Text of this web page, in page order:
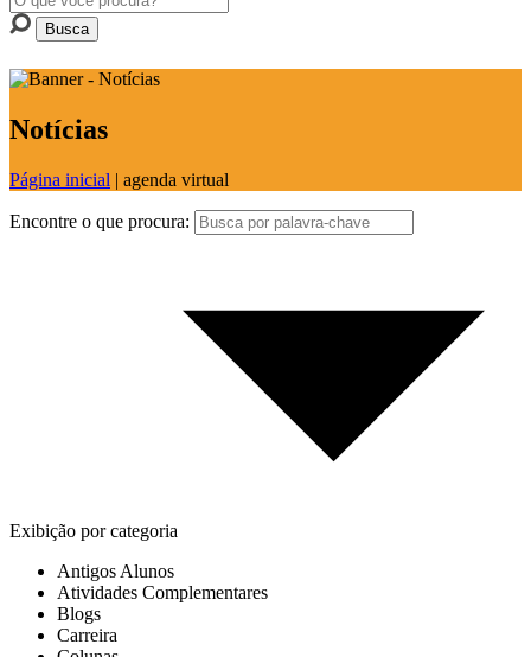
Notícias
Página inicial | agenda virtual
Encontre o que procura:
Exibição por categoria
Antigos Alunos
Atividades Complementares
Blogs
Carreira